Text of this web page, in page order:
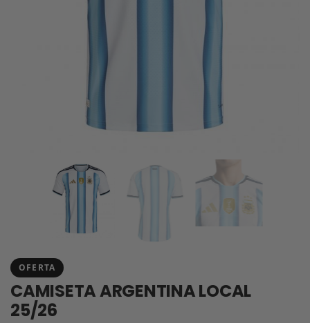
OFERTA
CAMISETA ARGENTINA LOCAL
25/26